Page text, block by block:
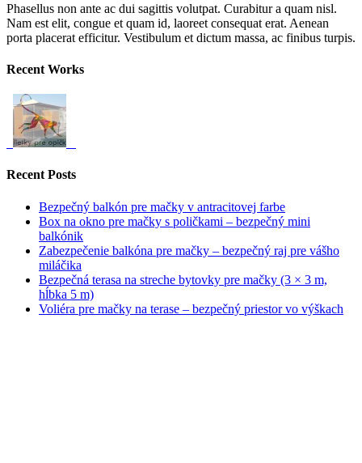
Phasellus non ante ac dui sagittis volutpat. Curabitur a quam nisl.
Nam est elit, congue et quam id, laoreet consequat erat. Aenean
porta placerat efficitur. Vestibulum et dictum massa, ac finibus turpis.
Recent Works
Recent Posts
Bezpečný balkón pre mačky v antracitovej farbe
Box na okno pre mačky s poličkami – bezpečný mini
balkónik
Zabezpečenie balkóna pre mačky – bezpečný raj pre vášho
miláčika
Bezpečná terasa na streche bytovky pre mačky (3 × 3 m,
hĺbka 5 m)
Voliéra pre mačky na terase – bezpečný priestor vo výškach